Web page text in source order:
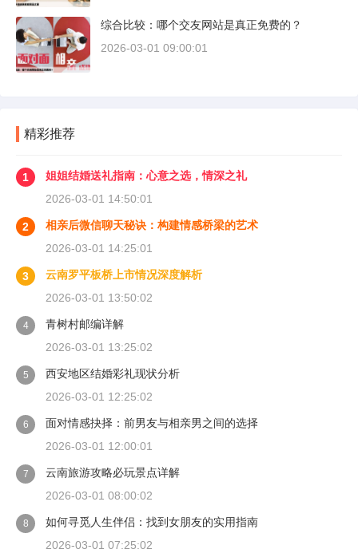
综合比较：哪个交友网站是真正免费的？
2026-03-01 09:00:01
精彩推荐
1
姐姐结婚送礼指南：心意之选，情深之礼
2026-03-01 14:50:01
2
相亲后微信聊天秘诀：构建情感桥梁的艺术
2026-03-01 14:25:01
3
云南罗平板桥上市情况深度解析
2026-03-01 13:50:02
4
青树村邮编详解
2026-03-01 13:25:02
5
西安地区结婚彩礼现状分析
2026-03-01 12:25:02
6
面对情感抉择：前男友与相亲男之间的选择
2026-03-01 12:00:01
7
云南旅游攻略必玩景点详解
2026-03-01 08:00:02
8
如何寻觅人生伴侣：找到女朋友的实用指南
2026-03-01 07:25:02